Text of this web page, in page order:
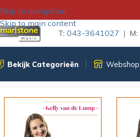
Skip to navigation
Skip to main content
T: 043-3641027 | M:
Bekijk Categorieën Webshop